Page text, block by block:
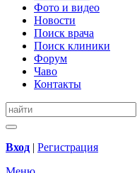
Фото и видео
Новости
Поиск врача
Поиск клиники
Форум
Чаво
Контакты
Вход | Регистрация